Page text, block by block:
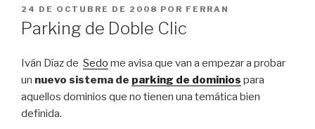
PUBLICADO
EL
24 DE OCTUBRE DE 2008 POR FERRAN
Parking de Doble Clic
Iván Díaz de Sedo me avisa que van a empezar a probar
un nuevo sistema de parking de dominios para
aquellos dominios que no tienen una temática bien
definida.